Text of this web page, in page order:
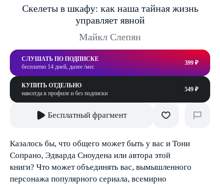
Скелеты в шкафу: как наша тайная жизнь
управляет явной
Майкл Слепян
СЛУШАТЬ ПО ПОДПИСКЕ
бесплатно 14 дней, далее /мес
399 ₽
КУПИТЬ ОТДЕЛЬНО
навсегда в профиле и без подписки
549 ₽
Бесплатный фрагмент
Казалось бы, что общего может быть у вас и Тони
Сопрано, Эдварда Сноудена или автора этой
книги? Что может объединять вас, вымышленного
персонажа популярного сериала, всемирно